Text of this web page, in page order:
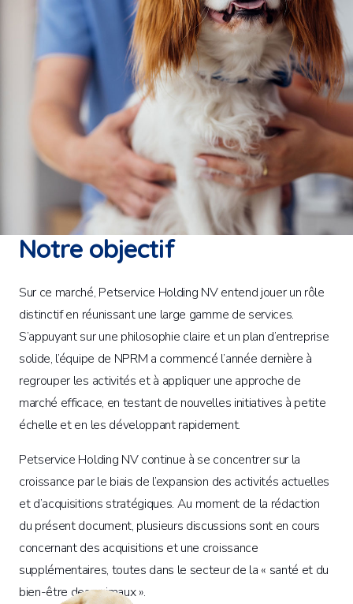
Notre objectif
Sur ce marché, Petservice Holding NV entend jouer un rôle
distinctif en réunissant une large gamme de services.
S’appuyant sur une philosophie claire et un plan d’entreprise
solide, l’équipe de NPRM a commencé l’année dernière à
regrouper les activités et à appliquer une approche de
marché efficace, en testant de nouvelles initiatives à petite
échelle et en les développant rapidement.
Petservice Holding NV continue à se concentrer sur la
croissance par le biais de l’expansion des activités actuelles
et d’acquisitions stratégiques. Au moment de la rédaction
du présent document, plusieurs discussions sont en cours
concernant des acquisitions et une croissance
supplémentaires, toutes dans le secteur de la « santé et du
bien-être des animaux ».